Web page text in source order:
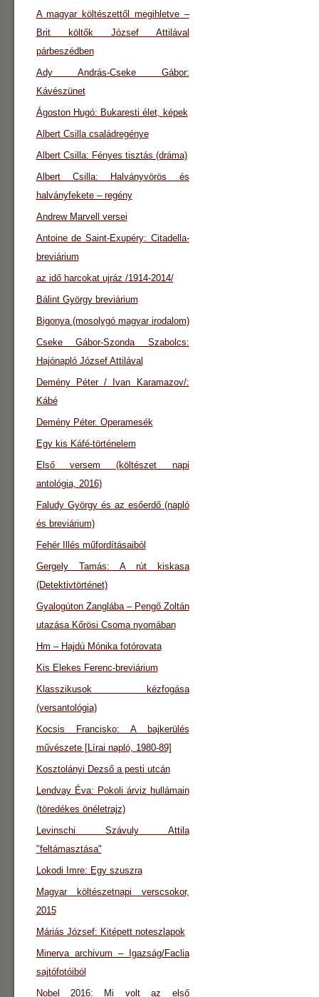
A magyar költészettől megihletve –
Brit költők József Attilával
párbeszédben
Ady András-Cseke Gábor:
Kávészünet
Ágoston Hugó: Bukaresti élet, képek
Albert Csilla családregénye
Albert Csilla: Fényes tisztás (dráma)
Albert Csilla: Halványvörös és
halványfekete – regény
Andrew Marvell versei
Antoine de Saint-Exupéry: Citadella-
breviárium
az idő harcokat ujráz /1914-2014/
Bálint György breviárium
Bigonya (mosolygó magyar irodalom)
Cseke Gábor-Szonda Szabolcs:
Hajónapló József Attilával
Demény Péter / Ivan Karamazov/:
Kábé
Demény Péter. Operamesék
Egy kis Káfé-történelem
Első versem (költészet napi
antológia, 2016)
Faludy György és az esőerdő (napló
és breviárium)
Fehér Illés műfordításaiból
Gergely Tamás: A rút kiskasa
(Detektivtörténet)
Gyalogúton Zanglába – Pengő Zoltán
utazása Kőrösi Csoma nyomában
Hm – Hajdú Mónika fotórovata
Kis Elekes Ferenc-breviárium
Klasszikusok kézfogása
(versantológia)
Kocsis Francisko: A bajkerülés
művészete [Lírai napló, 1980-89]
Kosztolányi Dezső a pesti utcán
Lendvay Éva: Pokoli árviz hullámain
(töredékes önéletrajz)
Levinschi Szávuly Attila
"feltámasztása"
Lokodi Imre: Egy szuszra
Magyar költészetnapi verscsokor,
2015
Máriás József: Kitépett noteszlapok
Minerva archivum – Igazság/Faclia
sajtófotóiból
Nobel 2016: Mi volt az első